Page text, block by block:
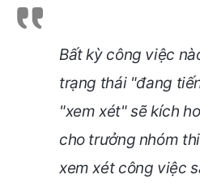
Bất kỳ công việc
trạng thái "đang
"xem xét" sẽ kích
cho trưởng nhóm
xem xét công việc